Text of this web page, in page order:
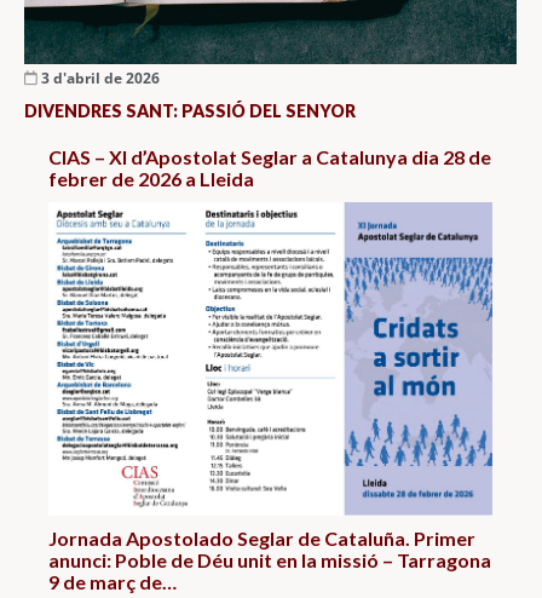
3 d'abril de 2026
DIVENDRES SANT: PASSIÓ DEL SENYOR
CIAS – XI d’Apostolat Seglar a Catalunya dia 28 de
febrer de 2026 a Lleida
Jornada Apostolado Seglar de Cataluña. Primer
anunci: Poble de Déu unit en la missió – Tarragona
9 de març de…